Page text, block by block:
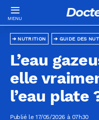
GUIDE DES
NUTRITION
L’eau
elle
l’eau plate
Publié le 17/05/2026 à 07h30